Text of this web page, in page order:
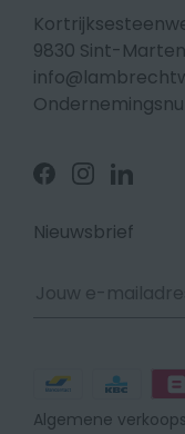
9830 Sint-
Volg
ons
Facebook
Volg
ons
Instagram
Volg
ons
Nieuwsbrief
Betaalmethodes
Algemene